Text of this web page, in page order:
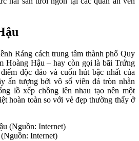
Ráng cách trung tâm thành phố Quy
Hoàng Hậu – hay còn gọi là bãi Trứng
độc đáo và cuốn hút bậc nhất của
ấn tượng bởi vô số viên đá tròn nhẵn
lồ xếp chồng lên nhau tạo nên một
hoàn toàn so với vẻ đẹp thường thấy ở
Internet)